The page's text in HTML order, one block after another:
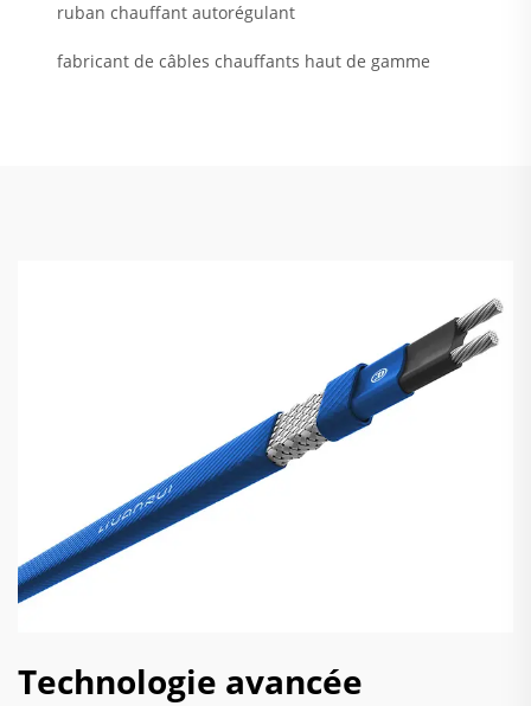
ruban chauffant autorégulant
fabricant de câbles chauffants haut de gamme
Technologie avancée